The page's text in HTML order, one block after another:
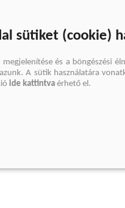
sütiket (cookie)
és a böngészési
A sütik használatára
ide kattintva érhető el.